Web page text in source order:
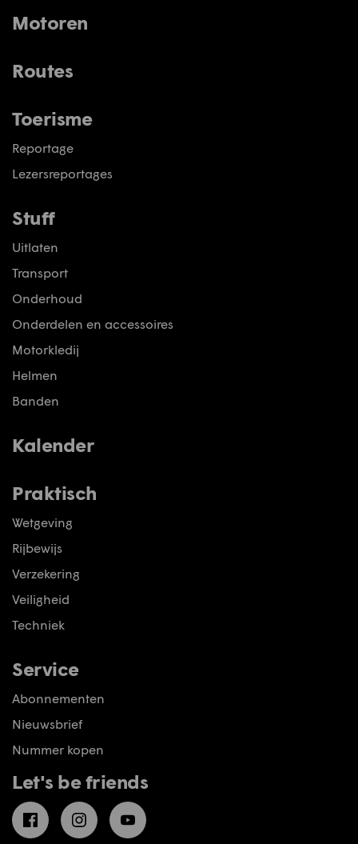
Motoren
Routes
Toerisme
Reportage
Lezersreportages
Stuff
Uitlaten
Transport
Onderhoud
Onderdelen en accessoires
Motorkledij
Helmen
Banden
Kalender
Praktisch
Wetgeving
Rijbewijs
Verzekering
Veiligheid
Techniek
Service
Abonnementen
Nieuwsbrief
Nummer kopen
Let's be friends
FacebookInstagramYouTube